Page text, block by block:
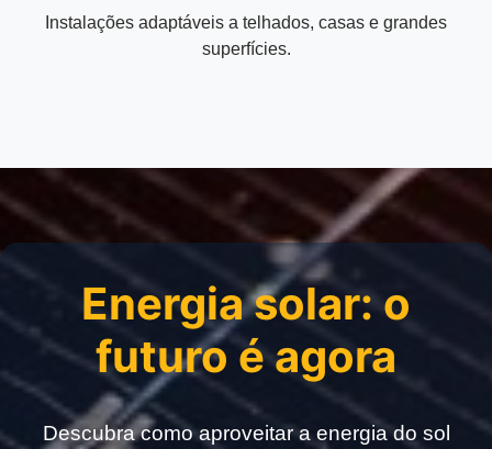
Instalações adaptáveis a telhados, casas e grandes
superfícies.
Energia solar: o
futuro é agora
Descubra como aproveitar a energia do sol